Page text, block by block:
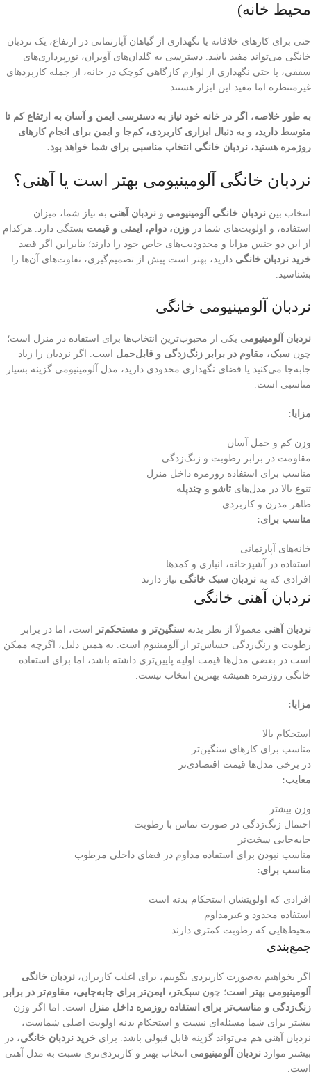
محیط خانه)
حتی برای کارهای خلاقانه یا نگهداری از گیاهان آپارتمانی در ارتفاع، یک نردبان
خانگی می‌تواند مفید باشد. دسترسی به گلدان‌های آویزان، نورپردازی‌های
سقفی، یا حتی نگهداری از لوازم کارگاهی کوچک در خانه، از جمله کاربردهای
غیرمنتظره اما مفید این ابزار هستند.
به طور خلاصه، اگر در خانه خود نیاز به دسترسی ایمن و آسان به ارتفاع کم تا
متوسط دارید، و به دنبال ابزاری کاربردی، کم‌جا و ایمن برای انجام کارهای
روزمره هستید، نردبان خانگی انتخاب مناسبی برای شما خواهد بود.
نردبان خانگی آلومینیومی بهتر است یا آهنی؟
انتخاب بین نردبان خانگی آلومینیومی و نردبان آهنی به نیاز شما، میزان
استفاده، و اولویت‌های شما در وزن، دوام، ایمنی و قیمت بستگی دارد. هرکدام
از این دو جنس مزایا و محدودیت‌های خاص خود را دارند؛ بنابراین اگر قصد
خرید نردبان خانگی دارید، بهتر است پیش از تصمیم‌گیری، تفاوت‌های آن‌ها را
بشناسید.
نردبان آلومینیومی خانگی
نردبان آلومینیومی یکی از محبوب‌ترین انتخاب‌ها برای استفاده در منزل است؛
چون سبک، مقاوم در برابر زنگ‌زدگی و قابل‌حمل است. اگر نردبان را زیاد
جابه‌جا می‌کنید یا فضای نگهداری محدودی دارید، مدل آلومینیومی گزینه بسیار
مناسبی است.
مزایا:
وزن کم و حمل آسان
مقاومت در برابر رطوبت و زنگ‌زدگی
مناسب برای استفاده روزمره داخل منزل
تنوع بالا در مدل‌های تاشو و چندپله
ظاهر مدرن و کاربردی
مناسب برای:
خانه‌های آپارتمانی
استفاده در آشپزخانه، انباری و کمدها
افرادی که به نردبان سبک خانگی نیاز دارند
نردبان آهنی خانگی
نردبان آهنی معمولاً از نظر بدنه سنگین‌تر و مستحکم‌تر
است، اما در برابر
رطوبت و زنگ‌زدگی حساس‌تر از آلومینیوم است. به همین دلیل، اگرچه ممکن
است در بعضی مدل‌ها قیمت اولیه پایین‌تری داشته باشد، اما برای استفاده
خانگی روزمره همیشه بهترین انتخاب نیست.
مزایا:
استحکام بالا
مناسب برای کارهای سنگین‌تر
در برخی مدل‌ها قیمت اقتصادی‌تر
معایب:
وزن بیشتر
احتمال زنگ‌زدگی در صورت تماس با رطوبت
جابه‌جایی سخت‌تر
مناسب نبودن برای استفاده مداوم در فضای داخلی مرطوب
مناسب برای:
افرادی که اولویتشان استحکام بدنه است
استفاده محدود و غیرمداوم
محیط‌هایی که رطوبت کمتری دارند
جمع‌بندی
اگر بخواهیم به‌صورت کاربردی بگوییم، برای اغلب کاربران، نردبان خانگی
آلومینیومی بهتر است؛ چون سبک‌تر، ایمن‌تر برای جابه‌جایی، مقاوم‌تر در برابر
زنگ‌زدگی و مناسب‌تر برای استفاده روزمره داخل منزل است. اما اگر وزن
بیشتر برای شما مسئله‌ای نیست و استحکام بدنه اولویت اصلی شماست،
نردبان آهنی هم می‌تواند گزینه قابل قبولی باشد. برای خرید نردبان خانگی، در
بیشتر موارد نردبان آلومینیومی انتخاب بهتر و کاربردی‌تری نسبت به مدل آهنی
است.